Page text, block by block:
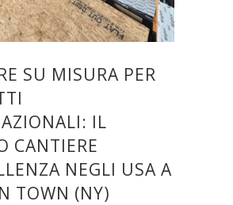
SU MISURA PER
IL
CANTIERE
NEGLI USA A
TOWN (NY)